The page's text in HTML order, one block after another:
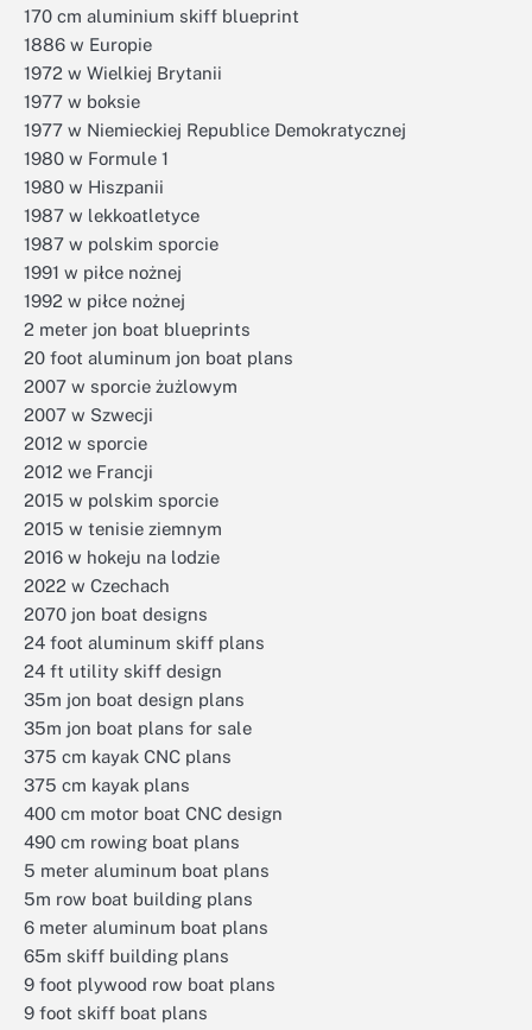
170 cm aluminium skiff blueprint
1886 w Europie
1972 w Wielkiej Brytanii
1977 w boksie
1977 w Niemieckiej Republice Demokratycznej
1980 w Formule 1
1980 w Hiszpanii
1987 w lekkoatletyce
1987 w polskim sporcie
1991 w piłce nożnej
1992 w piłce nożnej
2 meter jon boat blueprints
20 foot aluminum jon boat plans
2007 w sporcie żużlowym
2007 w Szwecji
2012 w sporcie
2012 we Francji
2015 w polskim sporcie
2015 w tenisie ziemnym
2016 w hokeju na lodzie
2022 w Czechach
2070 jon boat designs
24 foot aluminum skiff plans
24 ft utility skiff design
35m jon boat design plans
35m jon boat plans for sale
375 cm kayak CNC plans
375 cm kayak plans
400 cm motor boat CNC design
490 cm rowing boat plans
5 meter aluminum boat plans
5m row boat building plans
6 meter aluminum boat plans
65m skiff building plans
9 foot plywood row boat plans
9 foot skiff boat plans